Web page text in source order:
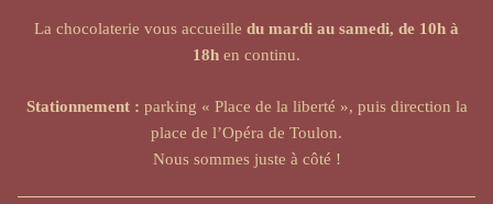
La chocolaterie vous accueille du mardi au samedi, de 10h à
18h en continu.
Stationnement : parking « Place de la liberté », puis direction la
place de l’Opéra de Toulon.
Nous sommes juste à côté !